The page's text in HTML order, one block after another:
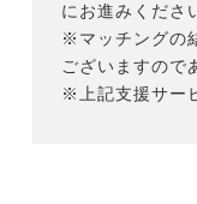
にお進みくださ
※マッチングの
ございますので
※上記支援サー